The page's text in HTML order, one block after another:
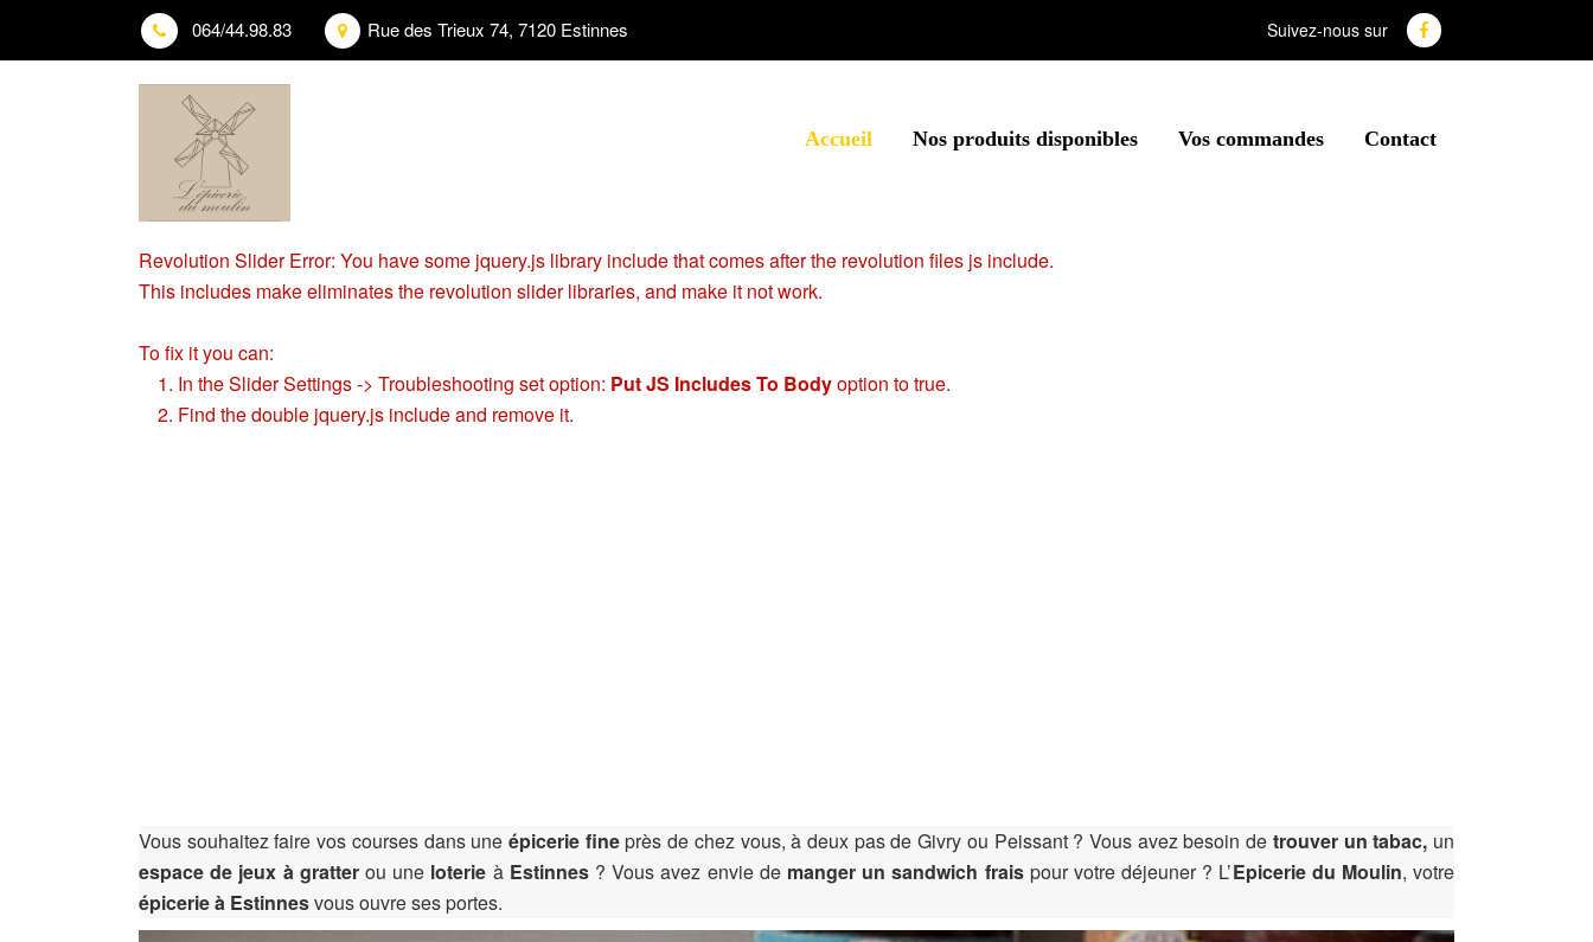
064/44.98.83 Rue des Trieux 74, 7120 Estinnes Suivez-nous sur
Accueil Nos produits disponibles Vos commandes Contact
Revolution Slider Error: You have some jquery.js library include that comes after the revolution files js include.
This includes make eliminates the revolution slider libraries, and make it not work.
To fix it you can:
1. In the Slider Settings -> Troubleshooting set option: Put JS Includes To Bodyoption to true.
2. Find the double jquery.js include and remove it.
Vous souhaitez faire vos courses dans une épicerie fineprès de chez vous, à deux pas de Givry ou Peissant ? Vous avez besoin de trouver un tabac, un
espace de jeux à gratterou une loterie à Estinnes ? Vous avez envie demanger un sandwich fraispour votre déjeuner ? L’Epicerie du Moulin, votre
épicerie à Estinnesvous ouvre ses portes.